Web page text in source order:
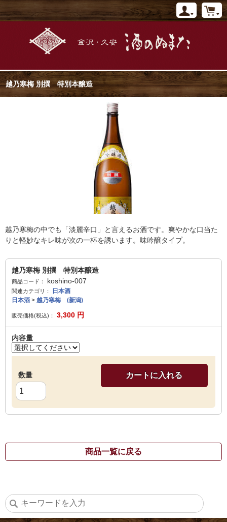
越乃寒梅 別撰 特別本醸造
越乃寒梅の中でも「淡麗辛口」と言えるお酒です。爽やかな口当た
りと軽妙なキレ味が次の一杯を誘います。味吟醸タイプ。
越乃寒梅 別撰 特別本醸造
商品コード： koshino-007
関連カテゴリ：
日本酒
日本酒 > 越乃寒梅 (新潟)
販売価格(税込)： 3,300 円
内容量
数量 カートに入れる
商品一覧に戻る